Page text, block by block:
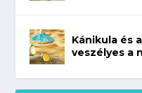
Kánikula és
veszélyes a